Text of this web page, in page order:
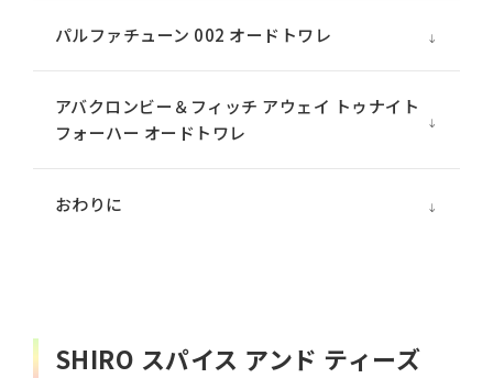
パルファチューン 002 オードトワレ
アバクロンビー＆フィッチ アウェイ トゥナイト
フォーハー オードトワレ
おわりに
SHIRO スパイス アンド ティーズ